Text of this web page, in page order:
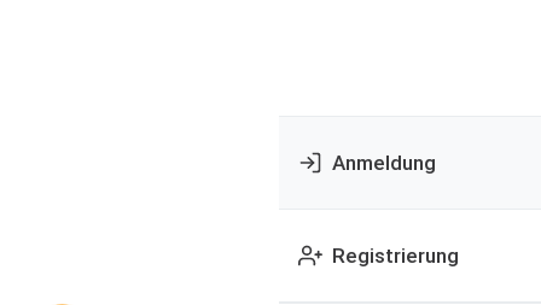
Anmeldung
Registrierung